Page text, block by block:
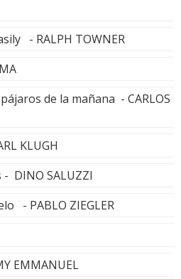
- RALPH TOWNER
de la mañana - CARLOS
KLUGH
- DINO SALUZZI
- PABLO ZIEGLER
EMMANUEL